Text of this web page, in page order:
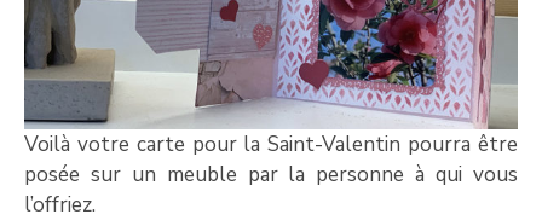
Voilà votre carte pour la Saint-Valentin pourra être
posée sur un meuble par la personne à qui vous
l’offriez.